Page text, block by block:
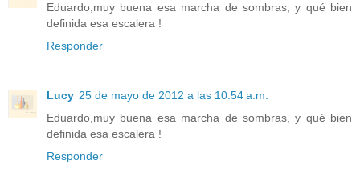
Eduardo,muy buena esa marcha de sombras, y qué bien
definida esa escalera !
Responder
Lucy 25 de mayo de 2012 a las 10:54 a.m.
Eduardo,muy buena esa marcha de sombras, y qué bien
definida esa escalera !
Responder